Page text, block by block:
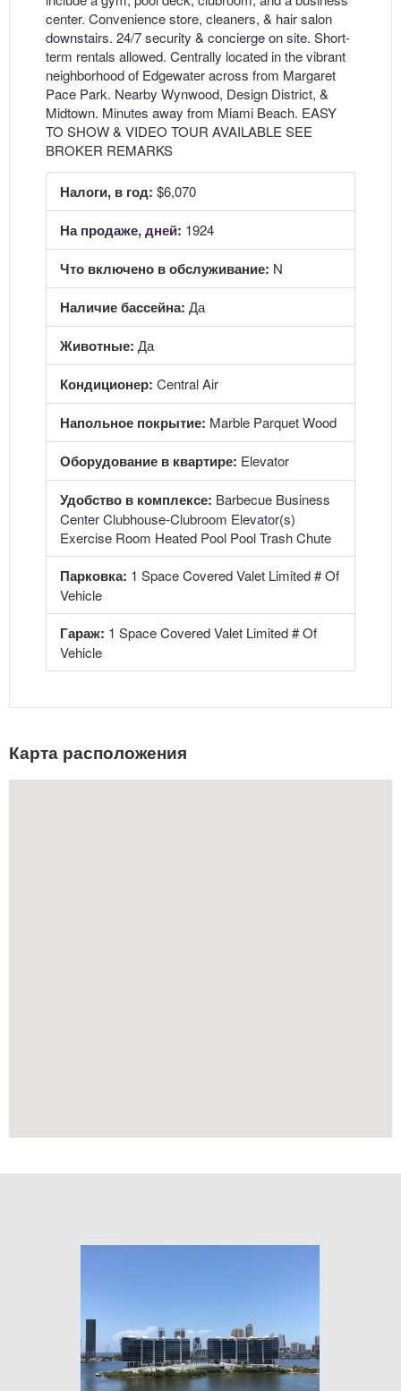
center. Convenience store, cleaners, & hair salon
downstairs. 24/7 security & concierge on site. Short-
term rentals allowed. Centrally located in the vibrant
neighborhood of Edgewater across from Margaret
Pace Park. Nearby Wynwood, Design District, &
Midtown. Minutes away from Miami Beach. EASY
TO SHOW & VIDEO TOUR AVAILABLE SEE
BROKER REMARKS
Налоги, в год: $6,070
На продаже, дней: 1924
Что включено в обслуживание: N
Наличие бассейна: Да
Животные: Да
Кондиционер: Central Air
Напольное покрытие: Marble Parquet Wood
Оборудование в квартире: Elevator
Удобство в комплексе: Barbecue Business
Center Clubhouse-Clubroom Elevator(s)
Exercise Room Heated Pool Pool Trash Chute
Парковка: 1 Space Covered Valet Limited # Of
Vehicle
Гараж: 1 Space Covered Valet Limited # Of
Vehicle
Карта расположения